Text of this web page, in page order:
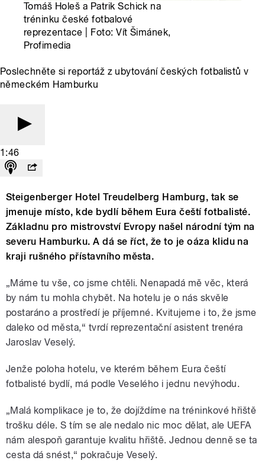
Tomáš Holeš a Patrik Schick na
tréninku české fotbalové
reprezentace | Foto: Vít Šimánek,
Profimedia
Poslechněte si reportáž z ubytování českých fotbalistů v
německém Hamburku
1:46
Steigenberger Hotel Treudelberg Hamburg, tak se
jmenuje místo, kde bydlí během Eura čeští fotbalisté.
Základnu pro mistrovství Evropy našel národní tým na
severu Hamburku. A dá se říct, že to je oáza klidu na
kraji rušného přístavního města.
„Máme tu vše, co jsme chtěli. Nenapadá mě věc, která
by nám tu mohla chybět. Na hotelu je o nás skvěle
postaráno a prostředí je příjemné. Kvitujeme i to, že jsme
daleko od města,“ tvrdí reprezentační asistent trenéra
Jaroslav Veselý.
Jenže poloha hotelu, ve kterém během Eura čeští
fotbalisté bydlí, má podle Veselého i jednu nevýhodu.
„Malá komplikace je to, že dojíždíme na tréninkové hřiště
trošku déle. S tím se ale nedalo nic moc dělat, ale UEFA
nám alespoň garantuje kvalitu hřiště. Jednou denně se ta
cesta dá snést,“ pokračuje Veselý.